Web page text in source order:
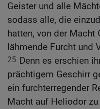
Geister und alle
sodass alle, die
hatten, von der Macht
lähmende Furcht und
25 Denn es erschien
prächtigem Geschirr
ein furchterregender
Macht auf Heliodor